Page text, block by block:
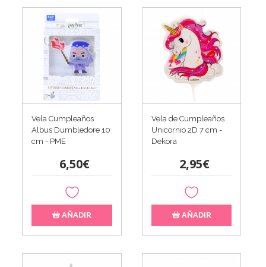
Vela Cumpleaños
Albus Dumbledore 10
cm - PME
6,50€
AÑADIR
Vela de Cumpleaños
Unicornio 2D 7 cm -
Dekora
2,95€
AÑADIR